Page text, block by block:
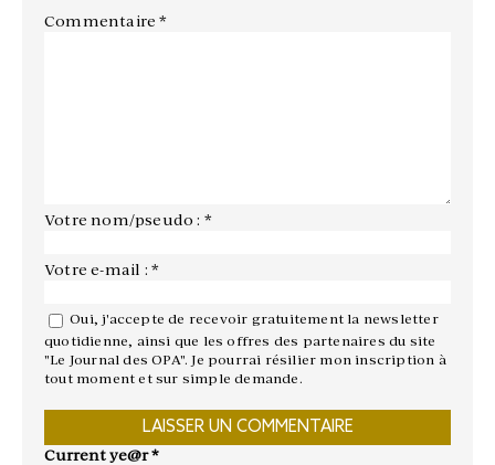
Commentaire*
Votre nom/pseudo : *
Votre e-mail : *
Oui, j'accepte de recevoir gratuitement la newsletter
quotidienne, ainsi que les offres des partenaires du site
"Le Journal des OPA". Je pourrai résilier mon inscription à
tout moment et sur simple demande.
Current ye@r*